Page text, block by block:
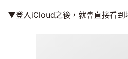
▼登入iCloud之後，就會直接看到